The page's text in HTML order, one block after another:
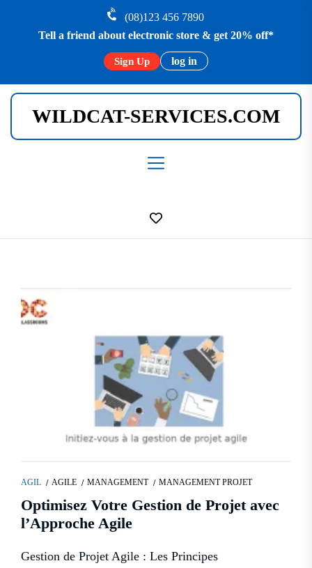
(08)123 456 7890
Tell a friend about electronic store & get 20% off*
Sign Up log in
WILDCAT-SERVICES.COM
AGIL AGILE MANAGEMENT MANAGEMENT PROJET
Optimisez Votre Gestion de Projet avec
l’Approche Agile
Gestion de Projet Agile : Les Principes